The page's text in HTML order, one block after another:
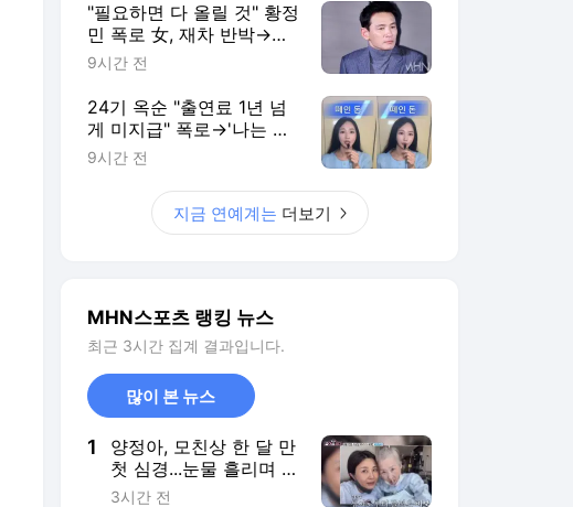
"필요하면 다 올릴 것" 황정
민 폭로 女, 재차 반박→녹
취 10시간·77통 녹음 언급
9시간 전
24기 옥순 "출연료 1년 넘
게 미지급" 폭로→'나는 솔
로' 측 "전액 지급 완료"
9시간 전
지금 연예계는 더보기
MHN스포츠 랭킹 뉴스
최근 3시간 집계 결과입니다.
많이 본 뉴스
1
양정아, 모친상 한 달 만
첫 심경...눈물 흘리며 한
말
3시간 전